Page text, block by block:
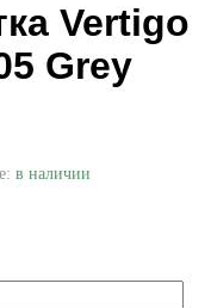
Vertigo
Grey
в наличии